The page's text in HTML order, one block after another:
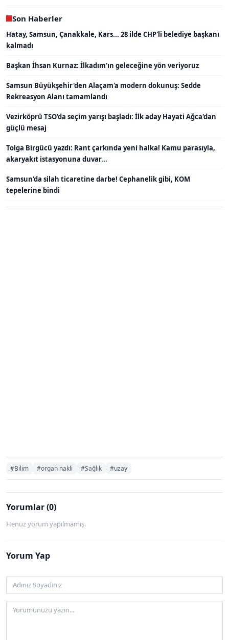
Son Haberler
Hatay, Samsun, Çanakkale, Kars... 28 ilde CHP'li belediye başkanı
kalmadı
Başkan İhsan Kurnaz: İlkadım'ın geleceğine yön veriyoruz
Samsun Büyükşehir'den Alaçam'a modern dokunuş: Sedde
Rekreasyon Alanı tamamlandı
Vezirköprü TSO'da seçim yarışı başladı: İlk aday Hayati Ağca'dan
güçlü mesaj
Tolga Birgücü yazdı: Rant çarkında yeni halka! Kamu parasıyla,
akaryakıt istasyonuna duvar...
Samsun'da silah ticaretine darbe! Cephanelik gibi, KOM
tepelerine bindi
#Bilim #organ nakli #Sağlık #uzay
Yorumlar (0)
Henüz yorum yapılmamış.
Yorum Yap